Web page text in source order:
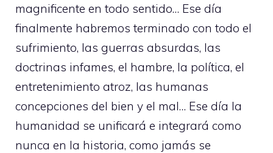
magnificente en todo sentido… Ese día
finalmente habremos terminado con todo el
sufrimiento, las guerras absurdas, las
doctrinas infames, el hambre, la política, el
entretenimiento atroz, las humanas
concepciones del bien y el mal… Ese día la
humanidad se unificará e integrará como
nunca en la historia, como jamás se